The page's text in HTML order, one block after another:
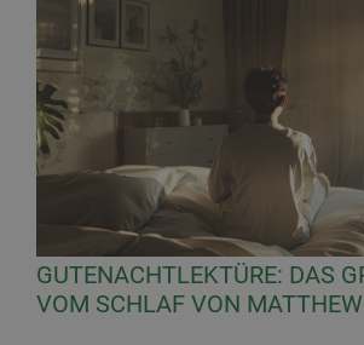
GUTENACHTLEKTÜRE: DAS
OM SCHLAF VON MATTHEW